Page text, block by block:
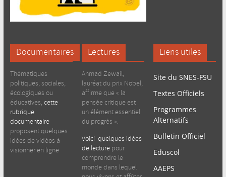
Documentaires
Thématiques
politiques, sociales,
écologiques ou
éducatives, cette
rubrique
documentaire
proposent quelques
idées de vidéos à
visionner en ligne
Lectures
Ahmad Zewail,
lauréat du prix Nobel,
affirme que « la
pensée critique est
un élément essentiel
du progrès ».
Voici quelques idées
de lecture pour
comprendre le
monde dans lequel
Liens utiles
Site du SNES-FSU
Textes Officiels
Programmes
Alternatifs
Bulletin Officiel
Eduscol
AAEPS